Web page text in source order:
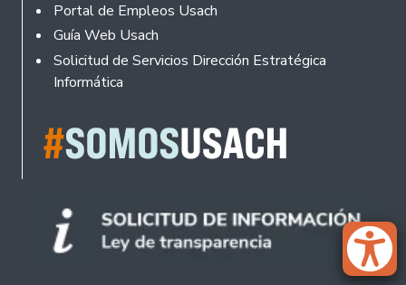
Portal de Empleos Usach
Guía Web Usach
Solicitud de Servicios Dirección Estratégica
Informática